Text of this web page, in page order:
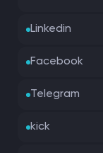
Linkedin
Facebook
Telegram
kick